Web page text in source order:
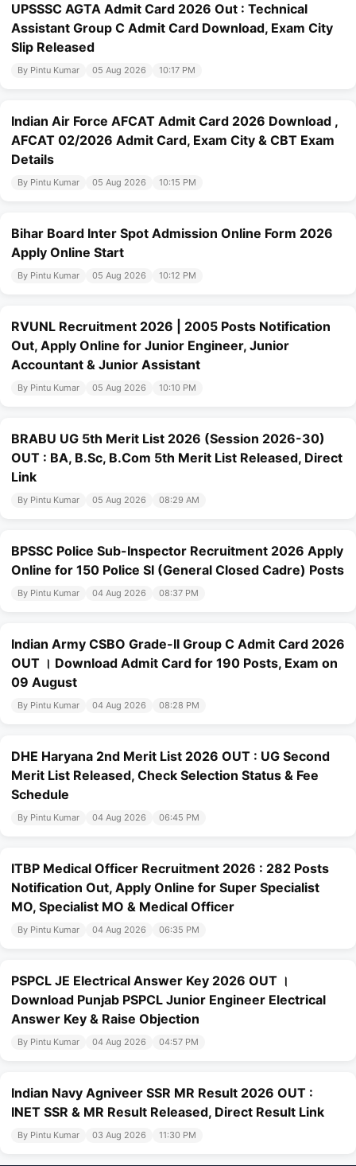
UPSSSC AGTA Admit Card 2026 Out : Technical
Assistant Group C Admit Card Download, Exam City
Slip Released
By Pintu Kumar 05 Aug 2026 10:17 PM
Indian Air Force AFCAT Admit Card 2026 Download ,
AFCAT 02/2026 Admit Card, Exam City & CBT Exam
Details
By Pintu Kumar 05 Aug 2026 10:15 PM
Bihar Board Inter Spot Admission Online Form 2026
Apply Online Start
By Pintu Kumar 05 Aug 2026 10:12 PM
RVUNL Recruitment 2026 | 2005 Posts Notification
Out, Apply Online for Junior Engineer, Junior
Accountant & Junior Assistant
By Pintu Kumar 05 Aug 2026 10:10 PM
BRABU UG 5th Merit List 2026 (Session 2026-30)
OUT : BA, B.Sc, B.Com 5th Merit List Released, Direct
Link
By Pintu Kumar 05 Aug 2026 08:29 AM
BPSSC Police Sub-Inspector Recruitment 2026 Apply
Online for 150 Police SI (General Closed Cadre) Posts
By Pintu Kumar 04 Aug 2026 08:37 PM
Indian Army CSBO Grade-II Group C Admit Card 2026
OUT । Download Admit Card for 190 Posts, Exam on
09 August
By Pintu Kumar 04 Aug 2026 08:28 PM
DHE Haryana 2nd Merit List 2026 OUT : UG Second
Merit List Released, Check Selection Status & Fee
Schedule
By Pintu Kumar 04 Aug 2026 06:45 PM
ITBP Medical Officer Recruitment 2026 : 282 Posts
Notification Out, Apply Online for Super Specialist
MO, Specialist MO & Medical Officer
By Pintu Kumar 04 Aug 2026 06:35 PM
PSPCL JE Electrical Answer Key 2026 OUT ।
Download Punjab PSPCL Junior Engineer Electrical
Answer Key & Raise Objection
By Pintu Kumar 04 Aug 2026 04:57 PM
Indian Navy Agniveer SSR MR Result 2026 OUT :
INET SSR & MR Result Released, Direct Result Link
By Pintu Kumar 03 Aug 2026 11:30 PM